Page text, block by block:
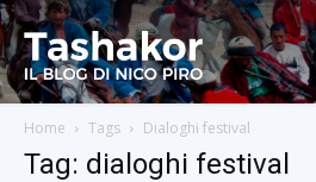
Home Tags Dialoghi festival
Tag: dialoghi festival